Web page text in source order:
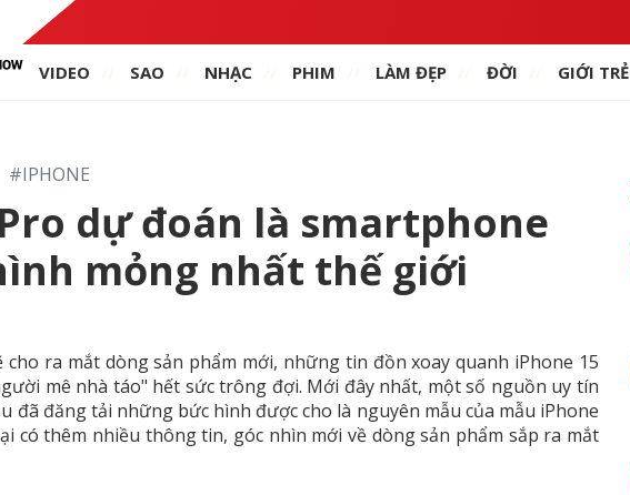
VIDEO SAO NHẠC PHIM LÀM ĐẸP ĐỜI GIỚI TRẺ
#IPHONE
dự đoán là smartphone
mỏng nhất thế giới
cho ra mắt dòng sản phẩm mới, những tin đồn xoay quanh iPhone 15
mê nhà táo" hết sức trông đợi. Mới đây nhất, một số nguồn uy tín
đã đăng tải những bức hình được cho là nguyên mẫu của mẫu iPhone
có thêm nhiều thông tin, góc nhìn mới về dòng sản phẩm sắp ra mắt